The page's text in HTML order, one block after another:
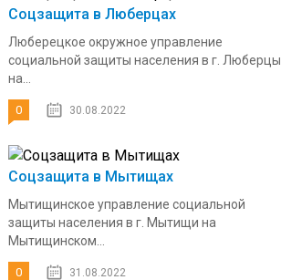
Соцзащита в Люберцах
Люберецкое окружное управление
социальной защиты населения в г. Люберцы
на...
0 30.08.2022
Соцзащита в Мытищах
Мытищинское управление социальной
защиты населения в г. Мытищи на
Мытищинском...
0 31.08.2022